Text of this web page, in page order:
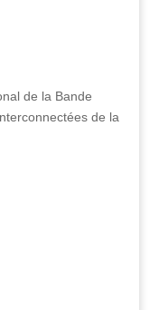
de la Bande
de la